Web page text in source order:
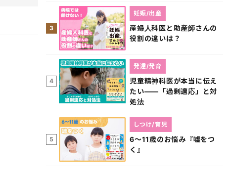
3
産婦人科医と助産師さんの
役割の違いは？
妊娠/出産
4
児童精神科医が本当に伝え
たい――「過剰適応」と対
処法
発達/発育
5
6～11歳のお悩み『嘘をつ
く』
しつけ/育児